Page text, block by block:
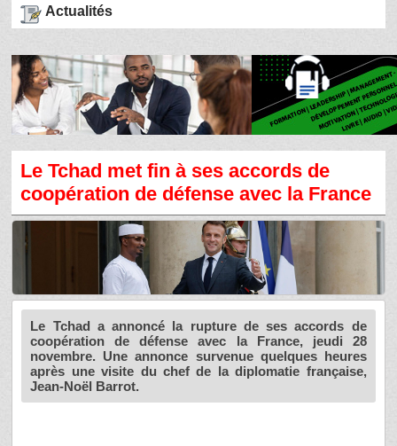
Actualités
Le Tchad met fin à ses accords de
coopération de défense avec la France
Le Tchad a annoncé la rupture de ses accords de
coopération de défense avec la France, jeudi 28
novembre. Une annonce survenue quelques heures
après une visite du chef de la diplomatie française,
Jean-Noël Barrot.